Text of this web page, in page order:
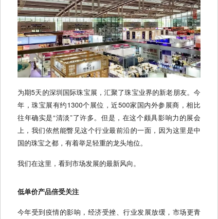
为期5天的深圳国际珠宝展，汇聚了珠宝业界的新老朋友。今
年，珠宝展有约1300个展位，近500家国内外参展商，相比
往年确实是“清淡”了许多。但是，在这个颇具影响力的展会
上，我们依然能瞥见这个行业最前沿的一面，因为这里是中
国的珠宝之都，有着举足轻重的龙头地位。
我们在这里，看到市场发展的最新风向。
低单价产品倍受关注
今年受到疫情的影响，经济受挫、行业发展放缓，市场更青